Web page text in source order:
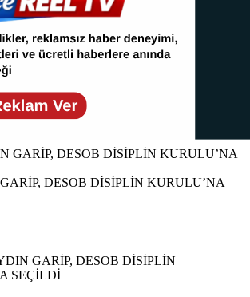
DESOB DİSİPLİN KURULU’NA
GARİP, DESOB DİSİPLİN
SEÇİLDİ